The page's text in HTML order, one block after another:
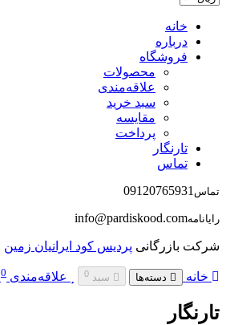
خانه
درباره
فروشگاه
محصولات
علاقه‌مندی
سبد خرید
مقایسه
پرداخت
تارنگار
تماس
تماس 09120765931
رایانامهinfo@pardiskood.com
شرکت بازرگانی پردیس کود ایرانیان زمین
خانه دسته‌ها سبد 0 علاقه‌مندی 0
تارنگار